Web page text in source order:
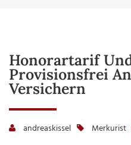
Honorartarif
Provisionsfrei
Versichern
andreaskissel Merkurist